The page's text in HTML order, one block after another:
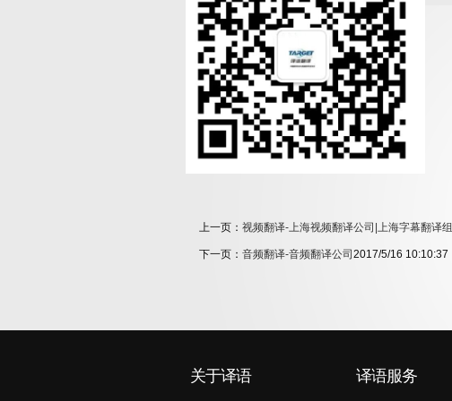
上一页： 视频翻译-上海视频翻译公司|上海字幕翻译组
下一页： 音频翻译-音频翻译公司 2017/5/16 10:10:37
关于译语 译语服务